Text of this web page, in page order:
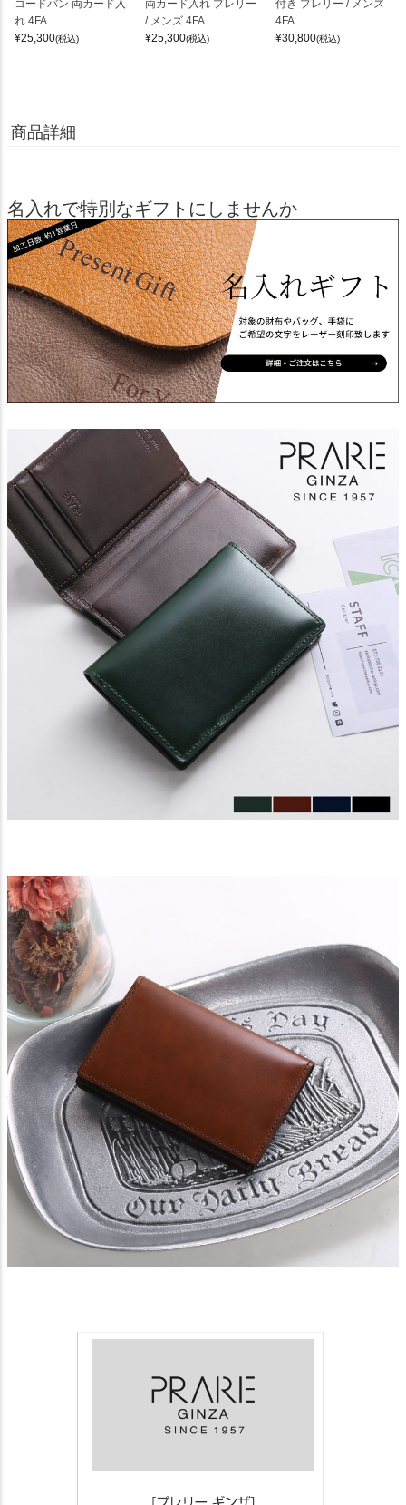
コードバン 両カード入
れ 4FA
¥25,300(税込)
両カード入れ プレリー
/ メンズ 4FA
¥25,300(税込)
付き プレリー / メンズ
4FA
¥30,800(税込)
商品詳細
名入れで特別なギフトにしませんか